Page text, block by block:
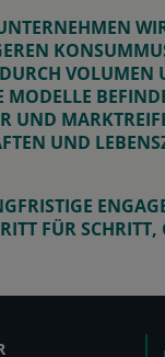
UND
UND
FÜR